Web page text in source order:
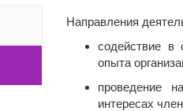
Направления
содействие в
опыта
проведение
интересах